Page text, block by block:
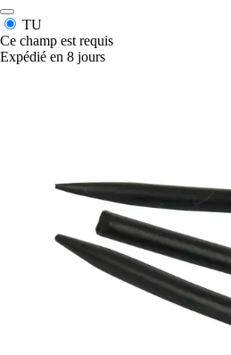
TU
Ce champ est requis
Expédié en 8 jours